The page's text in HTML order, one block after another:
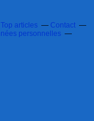
Top articles
Contact
personnelles